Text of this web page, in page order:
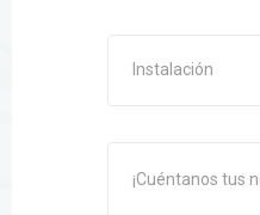
Instalación